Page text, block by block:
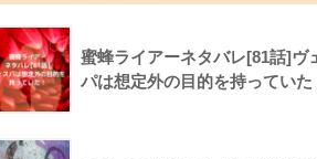
蜜蜂ライアーネタバレ[81話]ヴ
パは想定外の目的を持っていた